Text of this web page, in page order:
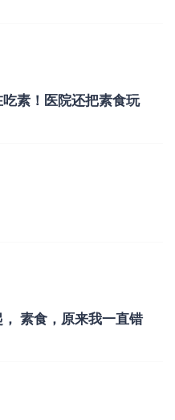
素！医院还把素食玩
素食，原来我一直错